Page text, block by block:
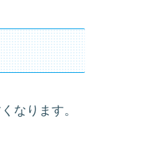
なります。